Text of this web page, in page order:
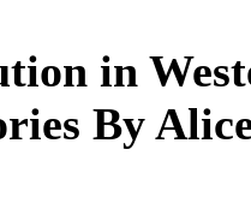
in
By